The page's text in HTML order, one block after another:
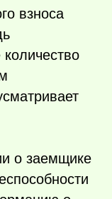
взноса
о заемщике